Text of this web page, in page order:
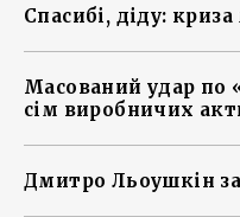
Спасибі, діду:
Масований удар по
сім виробничих
Дмитро Льоушкін